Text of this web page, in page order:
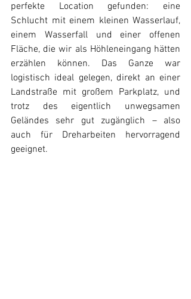
perfekte Location gefunden: eine
Schlucht mit einem kleinen Wasserlauf,
einem Wasserfall und einer offenen
Fläche, die wir als Höhleneingang hätten
erzählen können. Das Ganze war
logistisch ideal gelegen, direkt an einer
Landstraße mit großem Parkplatz, und
trotz des eigentlich unwegsamen
Geländes sehr gut zugänglich – also
auch für Dreharbeiten hervorragend
geeignet.